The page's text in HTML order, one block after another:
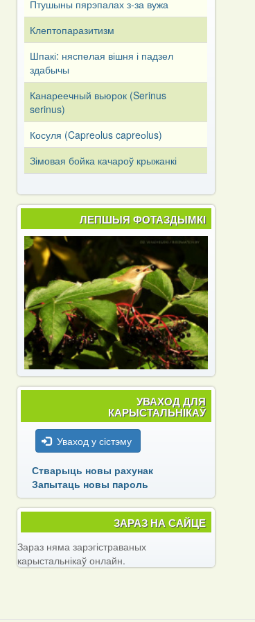
Птушыны пярэпалах з-за вужа
Клептопаразитизм
Шпакі: няспелая вішня і падзел
здабычы
Канареечный вьюрок (Serinus
serinus)
Косуля (Capreоlus capreоlus)
Зімовая бойка качароў крыжанкі
ЛЕПШЫЯ ФОТАЗДЫМКІ
УВАХОД ДЛЯ
КАРЫСТАЛЬНІКАЎ
Уваход у сістэму
Стварыць новы рахунак
Запытаць новы пароль
ЗАРАЗ НА САЙЦЕ
Зараз няма зарэгістраваных
карыстальнікаў онлайн.